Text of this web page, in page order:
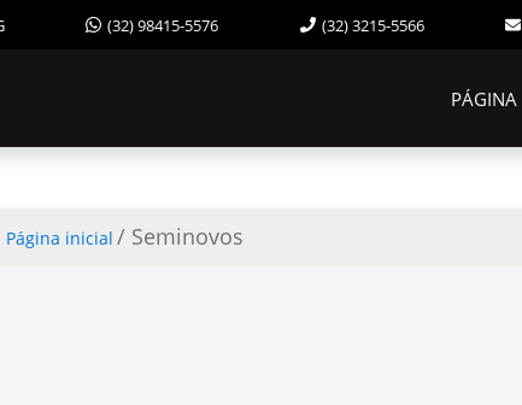
(32) 98415-5576 (32) 3215-5566
PÁGINA
Página inicial / Seminovos